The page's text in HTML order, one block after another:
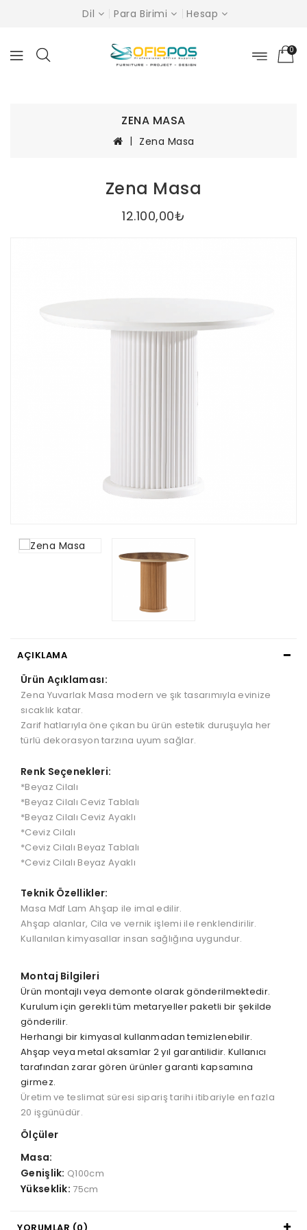
Dil Para Birimi Hesap
0
ZENA MASA
Zena Masa
Zena Masa
12.100,00₺
AÇIKLAMA
Ürün Açıklaması:
Zena Yuvarlak Masa modern ve şık tasarımıyla evinize
sıcaklık katar.
Zarif hatlarıyla öne çıkan bu ürün estetik duruşuyla her
türlü dekorasyon tarzına uyum sağlar.
Renk Seçenekleri:
*Beyaz Cilalı
*Beyaz Cilalı Ceviz Tablalı
*Beyaz Cilalı Ceviz Ayaklı
*Ceviz Cilalı
*Ceviz Cilalı Beyaz Tablalı
*Ceviz Cilalı Beyaz Ayaklı
Teknik Özellikler:
Masa Mdf Lam Ahşap ile imal edilir.
Ahşap alanlar, Cila ve vernik işlemi ile renklendirilir.
Kullanılan kimyasallar insan sağlığına uygundur.
Montaj Bilgileri
Ürün montajlı veya demonte olarak gönderilmektedir.
Kurulum için gerekli tüm metaryeller paketli bir şekilde
gönderilir.
Herhangi bir kimyasal kullanmadan temizlenebilir.
Ahşap veya metal aksamlar 2 yıl garantilidir. Kullanıcı
tarafından zarar gören ürünler garanti kapsamına
girmez.
Üretim ve teslimat süresi sipariş tarihi itibariyle en fazla
20 işgünüdür.
Ölçüler
Masa:
Genişlik: Q100cm
Yükseklik: 75cm